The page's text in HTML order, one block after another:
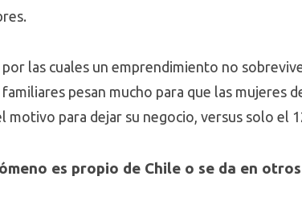
por las cuales un emprendimiento no
pesan mucho para que las mujeres
motivo para dejar su negocio, versus solo el
es propio de Chile o se da en otros